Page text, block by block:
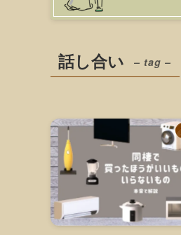
話し合い – tag –